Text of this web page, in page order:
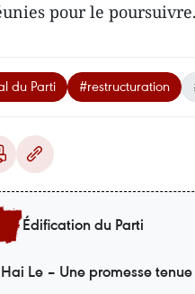
pour le
du Parti #restructuration
Édification du Parti
Hai Le – Une promesse